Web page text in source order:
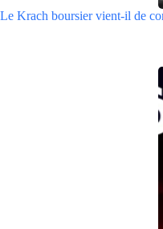
Le Krach boursier vient-il de